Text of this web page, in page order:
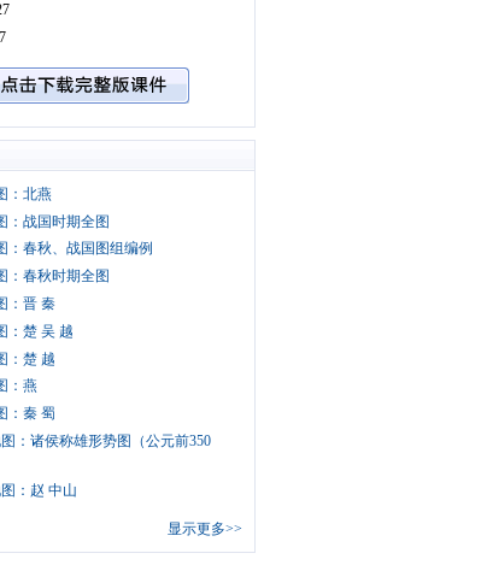
：北燕
：战国时期全图
：春秋、战国图组编例
：春秋时期全图
：晋 秦
：楚 吴 越
：楚 越
：燕
：秦 蜀
：诸侯称雄形势图（公元前350
：赵 中山
显示更多>>